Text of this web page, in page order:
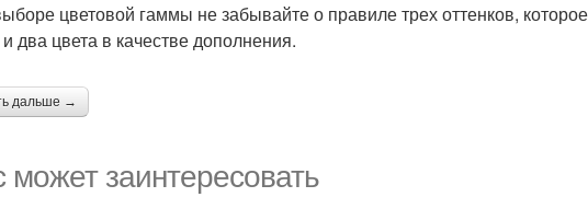
цветовой гаммы не забывайте о правиле трех оттенков,
два цвета в качестве дополнения.
дальше →
может заинтересовать